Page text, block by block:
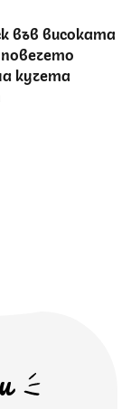
във високата
кучета